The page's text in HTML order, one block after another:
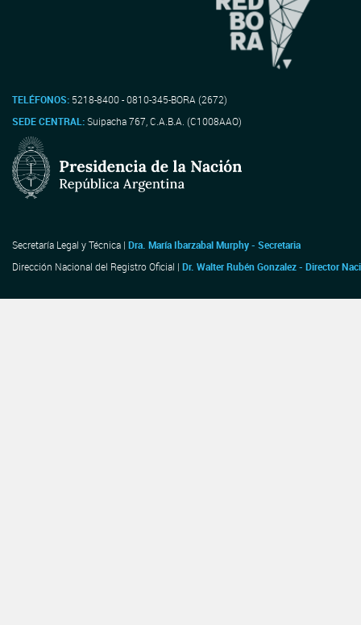
TELÉFONOS: 5218-8400 - 0810-345-BORA (2672)
SEDE CENTRAL:Suipacha 767, C.A.B.A. (C1008AAO)
Secretaría Legal y Técnica | Dra. María Ibarzabal Murphy - Secretaria
Dirección Nacional del Registro Oficial | Dr. Walter Rubén Gonzalez - Director